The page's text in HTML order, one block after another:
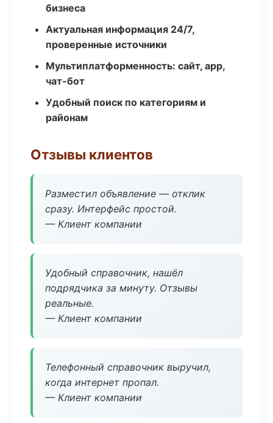
бизнеса
Актуальная информация 24/7,
проверенные источники
Мультиплатформенность: сайт, app,
чат-бот
Удобный поиск по категориям и
районам
Отзывы клиентов
Разместил объявление — отклик
сразу. Интерфейс простой.
— Клиент компании
Удобный справочник, нашёл
подрядчика за минуту. Отзывы
реальные.
— Клиент компании
Телефонный справочник выручил,
когда интернет пропал.
— Клиент компании